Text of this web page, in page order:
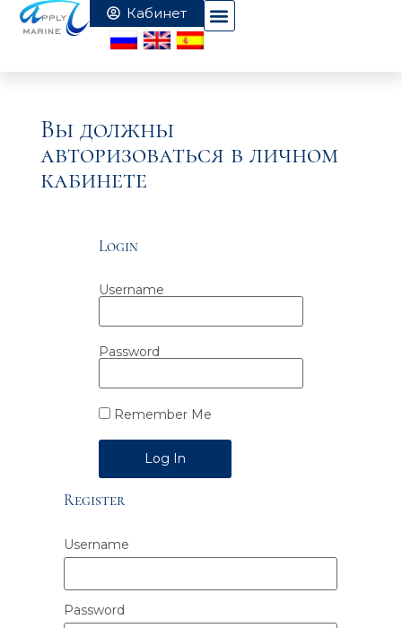
Вы должны
авторизоваться в личном
кабинете
Login
Username
Password
Remember Me
Alternative:
Register
Username
Password